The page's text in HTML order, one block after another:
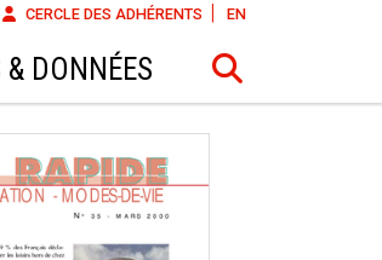
CERCLE DES ADHÉRENTS EN
& DONNÉES